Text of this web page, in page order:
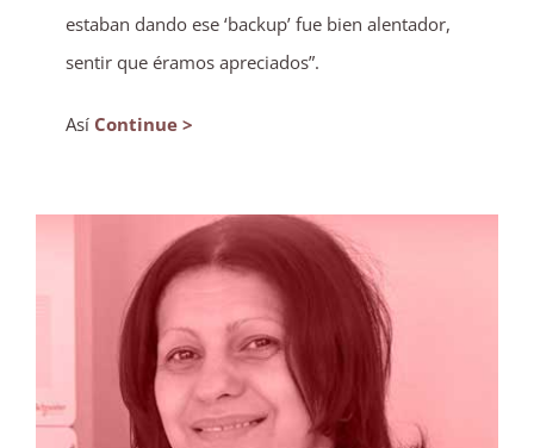
estaban dando ese ‘backup’ fue bien alentador,
sentir que éramos apreciados”.
Así Continue >